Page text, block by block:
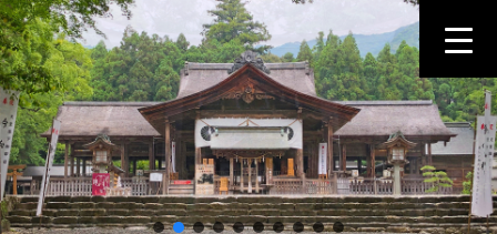
コ
ン
テ
ン
ツ
へ
ス
キ